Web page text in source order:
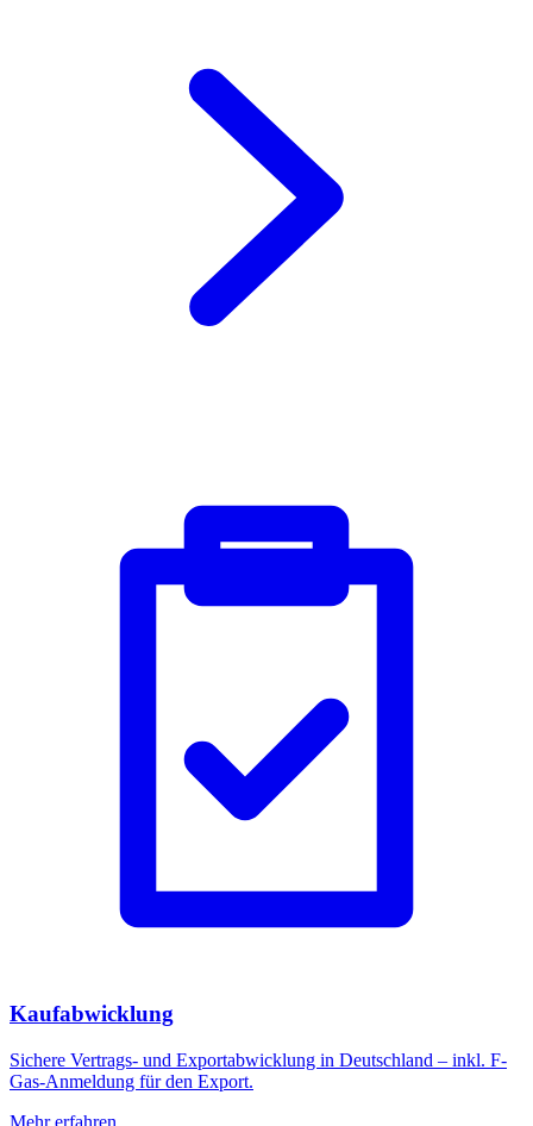
Kaufabwicklung
Sichere Vertrags- und Exportabwicklung in Deutschland – inkl. F-
Gas-Anmeldung für den Export.
Mehr erfahren